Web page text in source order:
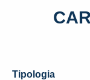
Tipologia